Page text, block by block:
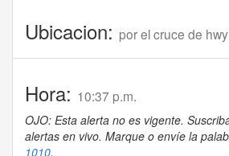
Ubicacion: por el cruce de
Hora: 10:37 p.m.
OJO: Esta alerta no es vigente.
alertas en vivo. Marque o envíe la
1010.